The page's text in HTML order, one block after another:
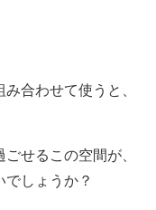
合わせて使うと、
せるこの空間が、
しょうか？